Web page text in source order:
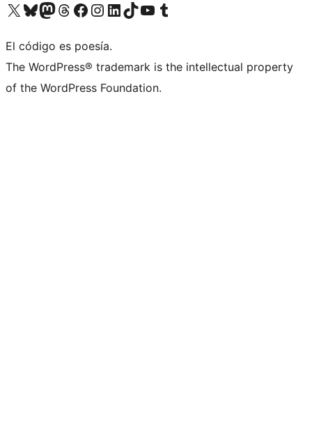
Visita nuestra cuenta de X (anteriormente Twitter)
Visita nuestra cuenta de Bluesky
Visita nuestra cuenta de Mastodon
Visita nuestra cuenta de Threads
Visita nuestra página de Facebook
Visita nuestra cuenta de Instagram
Visita nuestra cuenta de LinkedIn
Visita nuestra cuenta de TikTok
Visita nuestro canal de YouTube
Visita nuestra cuenta de Tumblr
El código es poesía.
The WordPress® trademark is the intellectual property
of the WordPress Foundation.